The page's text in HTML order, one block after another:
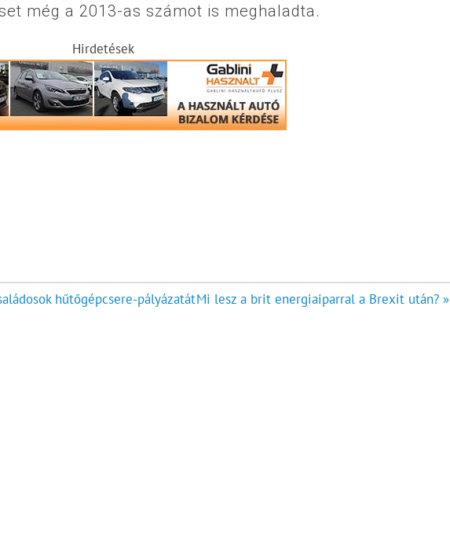
még a 2013-as számot is meghaladta.
Hirdetések
hűtőgépcsere-pályázatátMi lesz a brit energiaiparral a Brexit után? »